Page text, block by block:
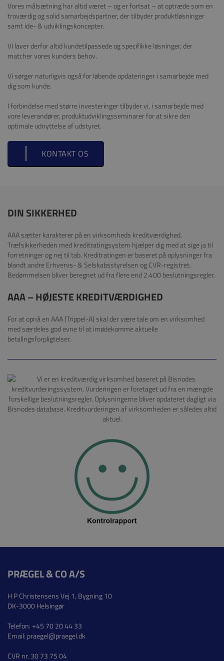
Vores målsætning har altid været – og er fortsat – at optræde som en
troværdig og solid samarbejdspartner, der tilbyder produktløsninger
samt ide- & udviklingskoncepter.
Vi laver derfor altid kundetilpassede og specifikke løsninger, der
matcher vores kunders behov.
Vi sørger naturligvis også for løbende opdateringer i samarbejde med
dig som kunde.
I forbindelse med større investeringer tilbyder vi, i samarbejde med
vore leverandører, produktudviklingsseminarer for at sikre den
optimale udnyttelse af udstyret.
KONTAKT OS
DIN SIKKERHED
AAA sætter karakterer på en virksomheds kreditværdighed.
Træfsikkerheden med kreditratingsystem hjælper dig med at sige ja til
forretninger og nej til tab. Kreditratingen er baseret på oplysninger fra
blandt andre Erhvervs- & Selskabsstyrelsen og CVR-registret.
Bedømmelsen bliver beregnet ud fra flere end 2.400 beslutningsregler.
AAA – HØJESTE KREDITVÆRDIGHED
For at opnå en AAA (Trippel-A) skal der være tale om en virksomhed
med særdeles god evne til at imødekomme aktuelle
betalingsforpligtelser.
PRÆGEL & CO A/S
H P Christensens Vej 1, Bygning 10
DK-3000 Helsingør
Telefon: +45 70 20 44 33
Email: praegel@praegel.dk
CVR nr. 30 73 75 04